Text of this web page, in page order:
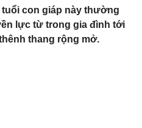
tuổi con giáp này thường
lực từ trong gia đình tới
thang rộng mở.